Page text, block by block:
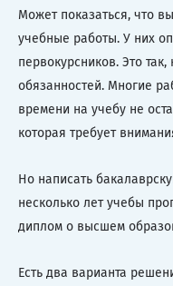
Может показаться, что
учебные работы. У них
первокурсников. Это
обязанностей. Многие
времени на учебу не
которая требует
Но написать
несколько лет учебы
диплом о высшем
Есть два варианта